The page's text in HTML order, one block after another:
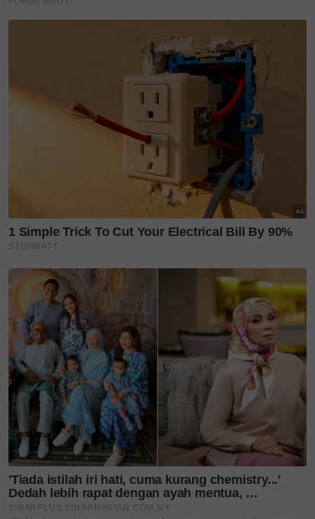
Nubhan
Teruskan membaca
'Ibu awak sangat hebat.' -
Bukan sekadar penyanyi,
Hussain kini curi perhatian
dengan...
'You complete me' - jarang
kongsi kisah rumah
tangga,...
'Sebulan lagi saya genap 65
tahun...' - Ibu Sabri Yunus...